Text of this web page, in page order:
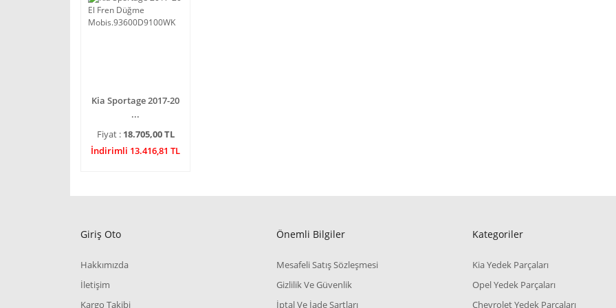
Kia Sportage 2017-20
...
Fiyat : 18.705,00 TL
İndirimli 13.416,81 TL
Giriş Oto
Hakkımızda
İletişim
Kargo Takibi
Önemli Bilgiler
Mesafeli Satış Sözleşmesi
Gizlilik Ve Güvenlik
İptal Ve İade Şartları
Kategoriler
Kia Yedek Parçaları
Opel Yedek Parçaları
Chevrolet Yedek Parçaları